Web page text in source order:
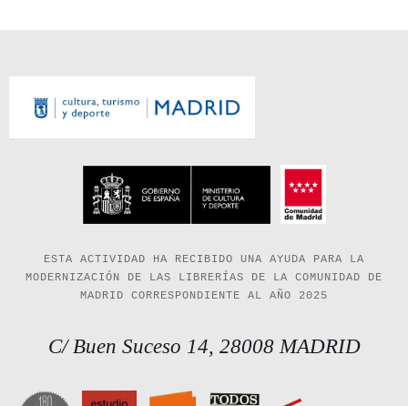
ESTA ACTIVIDAD HA RECIBIDO UNA AYUDA PARA LA
MODERNIZACIÓN DE LAS LIBRERÍAS DE LA COMUNIDAD DE
MADRID CORRESPONDIENTE AL AÑO 2025
C/ Buen Suceso 14, 28008 MADRID